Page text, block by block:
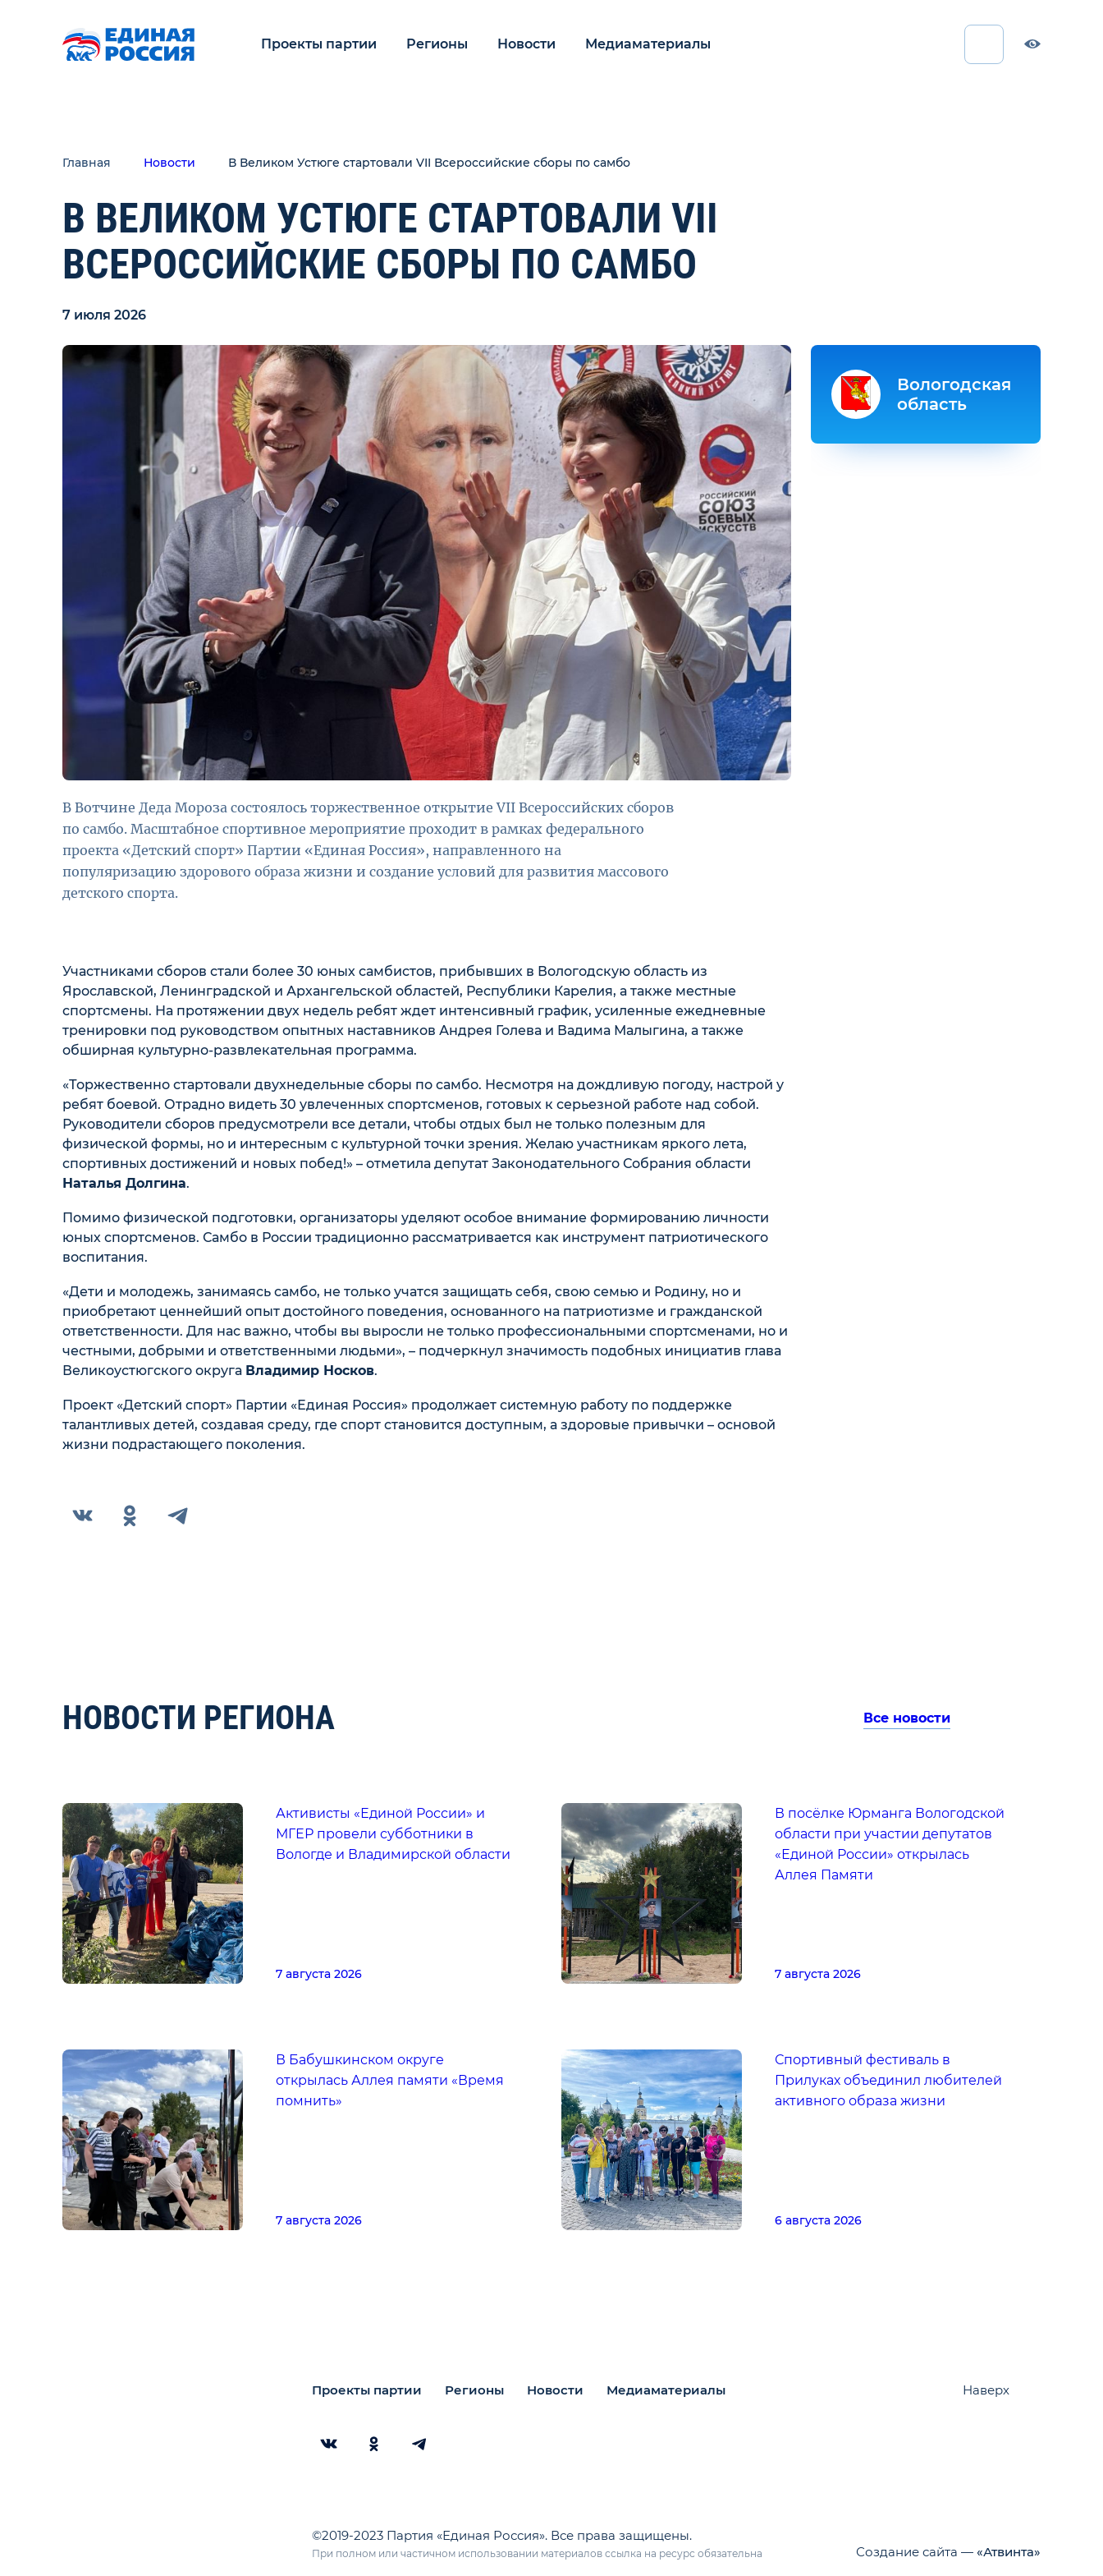
Проекты партии Регионы Новости Медиаматериалы
Главная Новости В Великом Устюге стартовали VII Всероссийские сборы по самбо
В ВЕЛИКОМ УСТЮГЕ СТАРТОВАЛИ VII
ВСЕРОССИЙСКИЕ СБОРЫ ПО САМБО
7 июля 2026
В Вотчине Деда Мороза состоялось торжественное открытие VII Всероссийских сборов
по самбо. Масштабное спортивное мероприятие проходит в рамках федерального
проекта «Детский спорт» Партии «Единая Россия», направленного на
популяризацию здорового образа жизни и создание условий для развития массового
детского спорта.
Участниками сборов стали более 30 юных самбистов, прибывших в Вологодскую область из
Ярославской, Ленинградской и Архангельской областей, Республики Карелия, а также местные
спортсмены. На протяжении двух недель ребят ждет интенсивный график, усиленные ежедневные
тренировки под руководством опытных наставников Андрея Голева и Вадима Малыгина, а также
обширная культурно-развлекательная программа.
«Торжественно стартовали двухнедельные сборы по самбо. Несмотря на дождливую погоду, настрой у
ребят боевой. Отрадно видеть 30 увлеченных спортсменов, готовых к серьезной работе над собой.
Руководители сборов предусмотрели все детали, чтобы отдых был не только полезным для
физической формы, но и интересным с культурной точки зрения. Желаю участникам яркого лета,
спортивных достижений и новых побед!» – отметила депутат Законодательного Собрания области
Наталья Долгина.
Помимо физической подготовки, организаторы уделяют особое внимание формированию личности
юных спортсменов. Самбо в России традиционно рассматривается как инструмент патриотического
воспитания.
«Дети и молодежь, занимаясь самбо, не только учатся защищать себя, свою семью и Родину, но и
приобретают ценнейший опыт достойного поведения, основанного на патриотизме и гражданской
ответственности. Для нас важно, чтобы вы выросли не только профессиональными спортсменами, но и
честными, добрыми и ответственными людьми», – подчеркнул значимость подобных инициатив глава
Великоустюгского округа Владимир Носков.
Проект «Детский спорт» Партии «Единая Россия» продолжает системную работу по поддержке
талантливых детей, создавая среду, где спорт становится доступным, а здоровые привычки – основой
жизни подрастающего поколения.
Вологодская
область
НОВОСТИ РЕГИОНА Все новости
Активисты «Единой России» и
МГЕР провели субботники в
Вологде и Владимирской области
7 августа 2026
В Бабушкинском округе
открылась Аллея памяти «Время
помнить»
7 августа 2026
В посёлке Юрманга Вологодской
области при участии депутатов
«Единой России» открылась
Аллея Памяти
7 августа 2026
Спортивный фестиваль в
Прилуках объединил любителей
активного образа жизни
6 августа 2026
Проекты партии Регионы Новости Медиаматериалы Наверх
©2019-2023 Партия «Единая Россия». Все права защищены.
При полном или частичном использовании материалов ссылка на ресурс обязательна Создание сайта — «Атвинта»